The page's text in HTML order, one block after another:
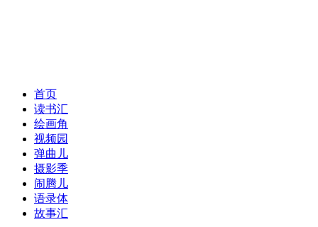
首页
读书汇
绘画角
视频园
弹曲儿
摄影季
闹腾儿
语录体
故事汇